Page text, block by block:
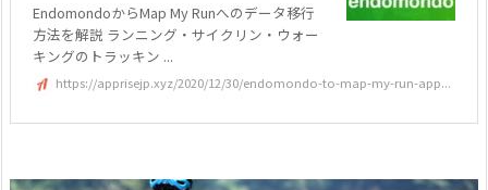
EndomondoからMap My Runへのデータ移行
方法を解説 ランニング・サイクリン・ウォー
キングのトラッキン ...
https://apprisejp.xyz/2020/12/30/endomondo-to-map-my-run-app...